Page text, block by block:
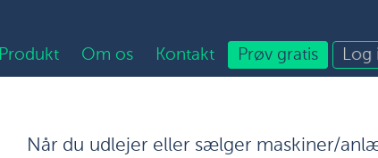
Produkt Om os Kontakt Prøv gratis Log
Når du udlejer eller sælger maskiner/